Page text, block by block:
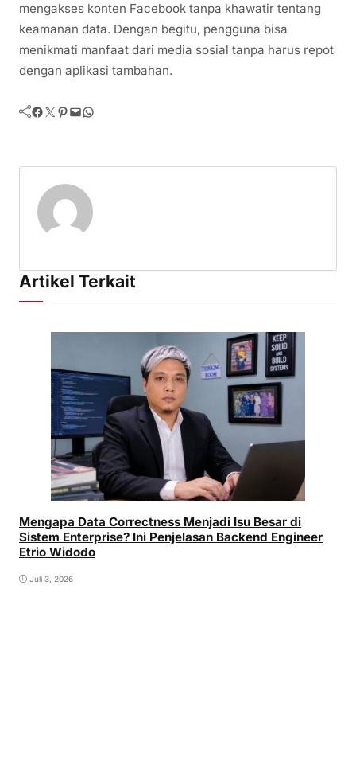
mengakses konten Facebook tanpa khawatir tentang
keamanan data. Dengan begitu, pengguna bisa
menikmati manfaat dari media sosial tanpa harus repot
dengan aplikasi tambahan.
Facebook Twitter Pinterest Mail WhatsApp
Artikel Terkait
Mengapa Data Correctness Menjadi Isu Besar di
Sistem Enterprise? Ini Penjelasan Backend Engineer
Etrio Widodo
Juli 3, 2026